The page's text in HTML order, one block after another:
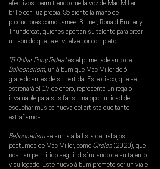
efectivos, permitiendo que la voz de Mac Miller
brille con luz propia. Se siente la mano de
productores como Jameel Bruner, Ronald Bruner y
Thundercat, quienes aportan su talento para crear
un sonido que te envuelve por completo.
"5 Dollar Pony Rides" es el primer adelanto de
Balloonerism, un álbum que Mac Miller dejó
grabado antes de su partida. Este disco, que se
estrenará el 17 de enero, representa un regalo
invaluable para sus fans, una oportunidad de
escuchar música nueva del artista que tanto
extrañamos.
Balloonerism se suma a la lista de trabajos
póstumos de Mac Miller, como Circles (2020), que
nos han permitido seguir disfrutando de su talento
y su legado. Este nuevo álbum promete ser un viaje